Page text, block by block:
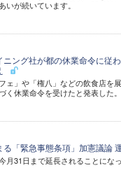
いが続いています。
ニング社が都の休業命令に従
ェ」や「権八」などの飲食店
く休業命令を受けたと発表した。
る「緊急事態条項」加憲議論
月31日まで延長されることになっ